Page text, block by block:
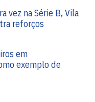
vez na Série B, Vila
reforços
em
exemplo de